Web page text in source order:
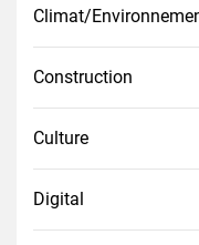
Climat/
Construction
Culture
Digital